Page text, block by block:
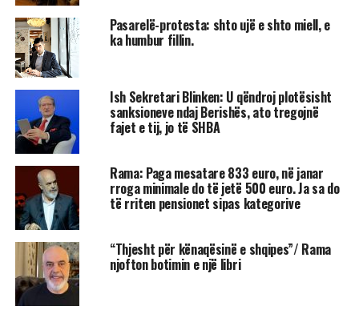
Pasarelë-protesta: shto ujë e shto miell, e
ka humbur fillin.
Ish Sekretari Blinken: U qëndroj plotësisht
sanksioneve ndaj Berishës, ato tregojnë
fajet e tij, jo të SHBA
Rama: Paga mesatare 833 euro, në janar
rroga minimale do të jetë 500 euro. Ja sa do
të rriten pensionet sipas kategorive
“Thjesht për kënaqësinë e shqipes”/ Rama
njofton botimin e një libri